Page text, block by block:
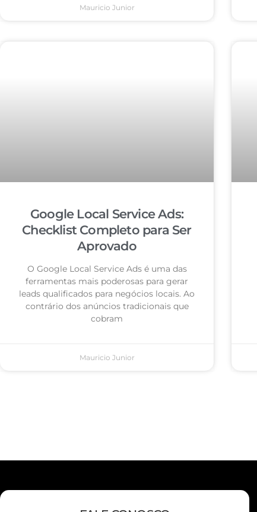
Mauricio Junior
Google Local Service Ads:
Checklist Completo para Ser
Aprovado
O Google Local Service Ads é uma das
ferramentas mais poderosas para gerar
leads qualificados para negócios locais. Ao
contrário dos anúncios tradicionais que
cobram
Mauricio Junior